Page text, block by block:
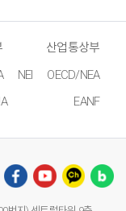
산업통상부
NEI
OECD/NEA
EANF